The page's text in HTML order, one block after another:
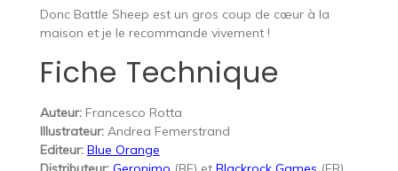
Donc Battle Sheep est un gros coup de cœur à la
maison et je le recommande vivement !
Fiche Technique
Auteur:Francesco Rotta
Illustrateur:Andrea Femerstrand
Editeur: Blue Orange